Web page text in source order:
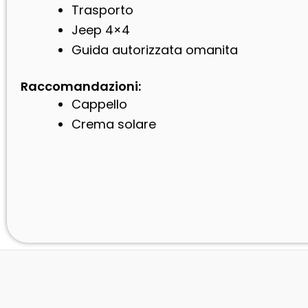
Trasporto
Jeep 4×4
Guida autorizzata omanita
Raccomandazioni:
Cappello
Crema solare